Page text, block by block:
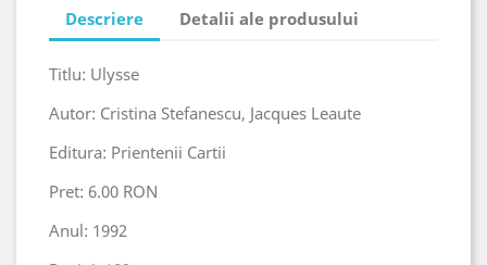
Descriere Detalii ale produsului
Titlu: Ulysse
Autor: Cristina Stefanescu, Jacques Leaute
Editura: Prientenii Cartii
Pret: 6.00 RON
Anul: 1992